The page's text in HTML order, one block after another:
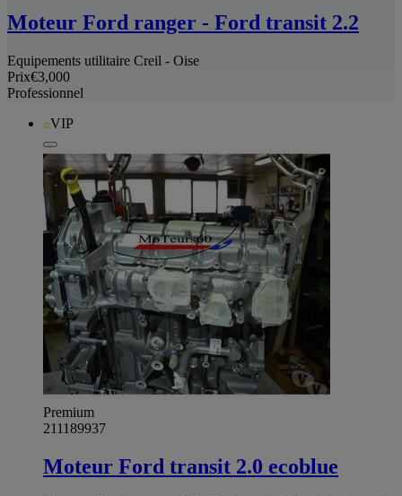
Moteur Ford ranger - Ford transit 2.2
Equipements utilitaire Creil - Oise
Prix€3,000
Professionnel
VIP
Premium
211189937
Moteur Ford transit 2.0 ecoblue